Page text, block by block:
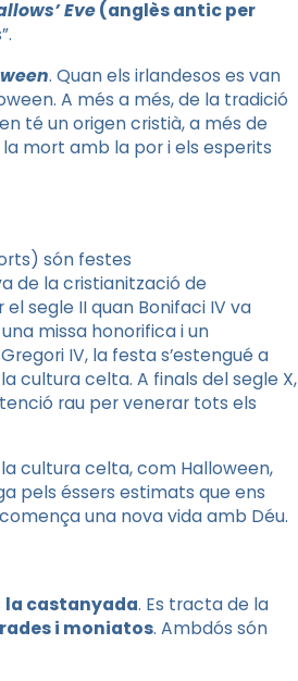
Eve(anglès antic per
. Quan els irlandesos es van
A més a més, de la tradició
té un origen cristià, a més de
mort amb la por i els esperits
són festes
de la cristianització de
segle II quan Bonifaci IV va
missa honorifica i un
IV, la festa s’estengué a
cultura celta. A finals del segle X,
rau per venerar tots els
cultura celta, com Halloween,
pels éssers estimats que ens
una nova vida amb Déu.
la castanyada. Es tracta de la
i moniatos. Ambdós són